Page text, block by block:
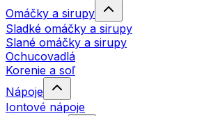
Omáčky a sirupy
Sladké omáčky a sirupy
Slané omáčky a sirupy
Ochucovadlá
Korenie a soľ
Nápoje
Iontové nápoje